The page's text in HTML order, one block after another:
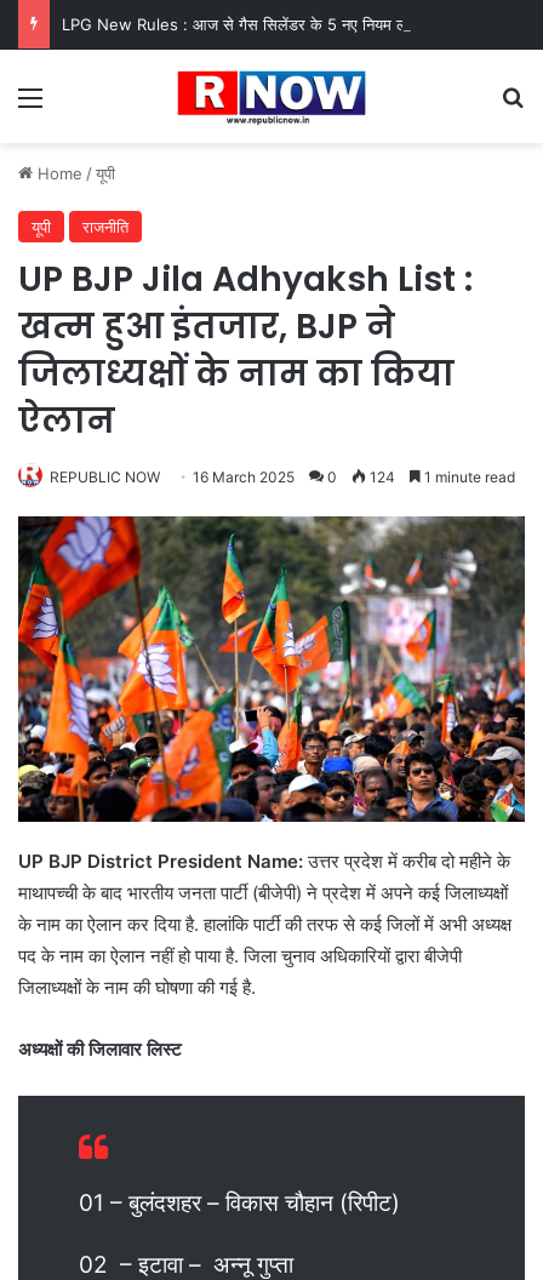
Menu
Home /यूपी
यूपी राजनीति
UP BJP Jila Adhyaksh List :
खत्म हुआ इंतजार, BJP ने
जिलाध्यक्षों के नाम का किया
ऐलान
REPUBLIC NOW 16 March 2025 0 124 1 minute read
UP BJP District President Name:उत्तर प्रदेश में करीब दो महीने के
माथापच्ची के बाद भारतीय जनता पार्टी (बीजेपी) ने प्रदेश में अपने कई जिलाध्यक्षों
के नाम का ऐलान कर दिया है. हालांकि पार्टी की तरफ से कई जिलों में अभी अध्यक्ष
पद के नाम का ऐलान नहीं हो पाया है. जिला चुनाव अधिकारियों द्वारा बीजेपी
जिलाध्यक्षों के नाम की घोषणा की गई है.
अध्यक्षों की जिलावार लिस्ट
01 – बुलंदशहर – विकास चौहान (रिपीट)
02 – इटावा – अन्नू गुप्ता